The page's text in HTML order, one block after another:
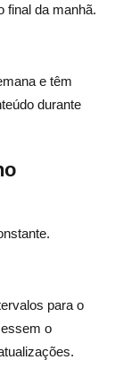
final da manhã.
e têm
durante
para o
o